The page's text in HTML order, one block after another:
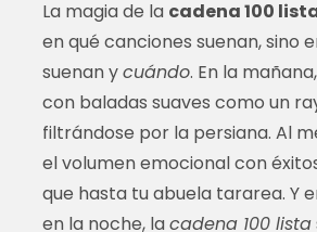
La magia de la cadena 100
en qué canciones suenan, sino
suenan ycuándo. En la
con baladas suaves como un
filtrándose por la persiana. Al
el volumen emocional con
que hasta tu abuela tararea. Y
en la noche, lacadena 100 lista